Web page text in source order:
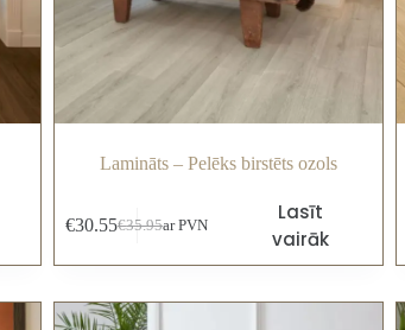
Lamināts – Pelēks birstēts ozols
€35.95
€30.55 ar PVN
Lasīt
vairāk